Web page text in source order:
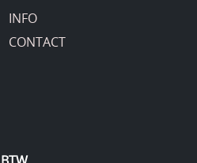
INFO
CONTACT